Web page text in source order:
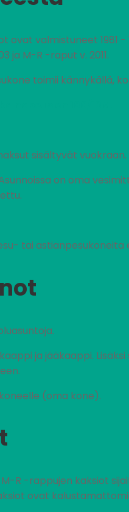
valmistuneet 1981
ja M-R -raput v. 2011.
toimii kännykällä,
sisältyvät vuokraan.
on oma
tai astianpesukoneita
ja jääkaappi.
(oma kone).
R -rappujen kaksiot
ovat